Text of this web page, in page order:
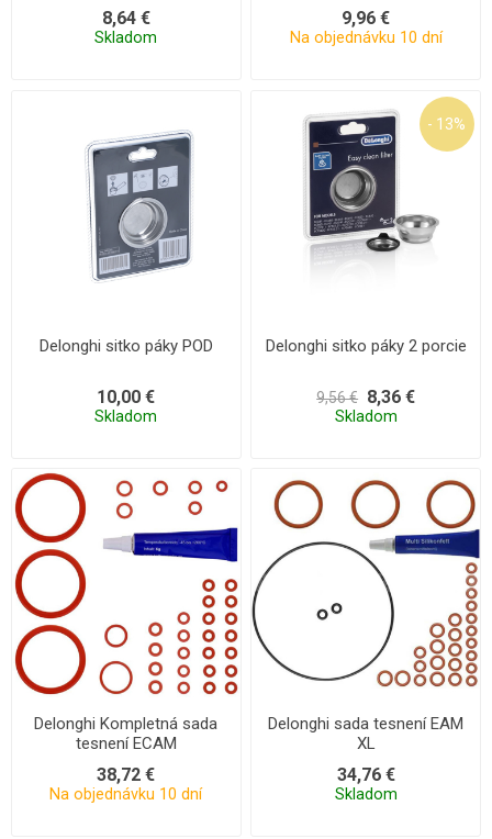
8,64 €
Skladom
9,96 €
Na objednávku 10 dní
Delonghi sitko páky POD
10,00 €
Skladom
- 13%
Delonghi sitko páky 2 porcie
9,56 € 8,36 €
Skladom
Delonghi Kompletná sada
tesnení ECAM
38,72 €
Na objednávku 10 dní
Delonghi sada tesnení EAM
XL
34,76 €
Skladom